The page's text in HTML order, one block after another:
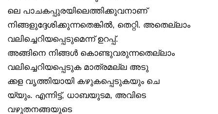
ലെ പാചകപ്പുരയിലെത്തിക്കുവനാണ്
നിങ്ങളുദ്ദേശിക്കുന്നതെങ്കിൽ, തെറ്റി. അതെല്ലാം
വലിച്ചെറിയപ്പെടുമെന്ന് ഉറപ്പ്.
അങ്ങിനെ നിങ്ങൾ കൊണ്ടുവരുന്നതെല്ലാം
വലിച്ചെറിയപ്പെടുക മാത്രമല്ല അടു
ക്കള വൃത്തിയായി കഴുകപ്പെടുകയും ചെ
യ്യും. എന്നിട്ട്, ധാബയുടമ, അവിടെ
വഴുതനങ്ങയുടെ